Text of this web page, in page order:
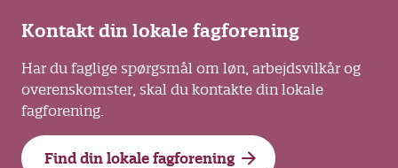
Kontakt din lokale fagforening
Har du faglige spørgsmål om løn, arbejdsvilkår og
overenskomster, skal du kontakte din lokale
fagforening.
Find din lokale fagforening